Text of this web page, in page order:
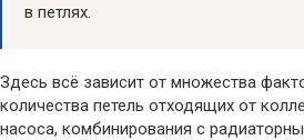
в петлях.
Здесь всё зависит от множества
количества петель отходящих от
насоса, комбинирования с